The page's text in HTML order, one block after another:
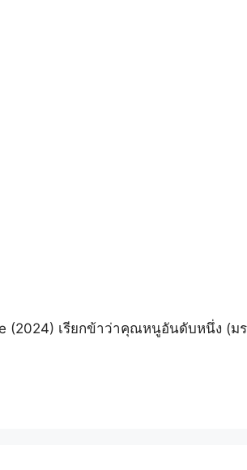
(2024) เรียกข้าว่าคุณหนูอันดับหนึ่ง (ม